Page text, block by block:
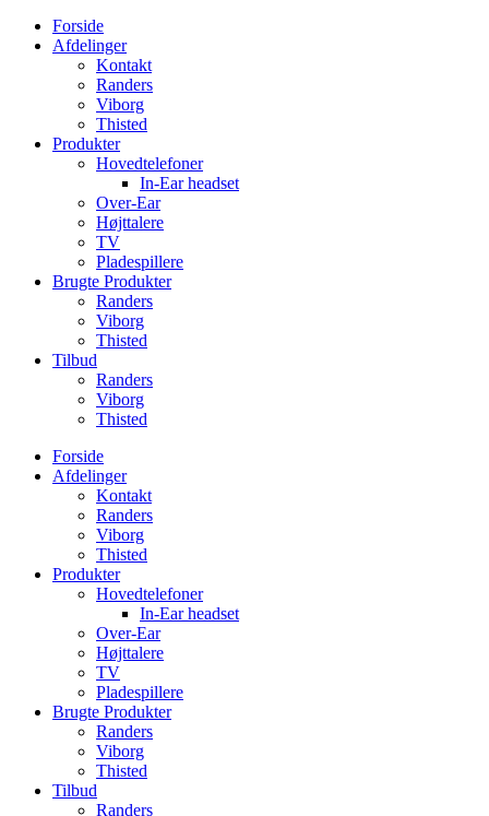
Forside
Afdelinger
Kontakt
Randers
Viborg
Thisted
Produkter
Hovedtelefoner
In-Ear headset
Over-Ear
Højttalere
TV
Pladespillere
Brugte Produkter
Randers
Viborg
Thisted
Tilbud
Randers
Viborg
Thisted
Forside
Afdelinger
Kontakt
Randers
Viborg
Thisted
Produkter
Hovedtelefoner
In-Ear headset
Over-Ear
Højttalere
TV
Pladespillere
Brugte Produkter
Randers
Viborg
Thisted
Tilbud
Randers